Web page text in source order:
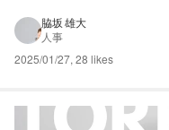
あまり言ったことはないの
あったので、一億総クリエ
脇坂 雄大
人事
2025/01/27, 28 likes